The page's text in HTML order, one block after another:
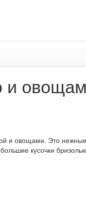
и
и овощами. Это
кусочки